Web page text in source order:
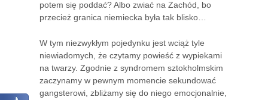
potem się poddać? Albo zwiać na Zachód, bo
przecież granica niemiecka była tak blisko…
W tym niezwykłym pojedynku jest wciąż tyle
niewiadomych, że czytamy powieść z wypiekami
na twarzy. Zgodnie z syndromem sztokholmskim
zaczynamy w pewnym momencie sekundować
gangsterowi, zbliżamy się do niego emocjonalnie,